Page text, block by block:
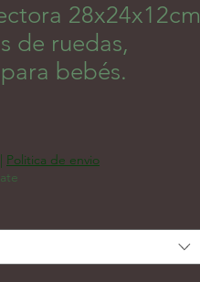
28x24x12cm
de ruedas,
bebés.
Έκπτωσης
| Politica de envio